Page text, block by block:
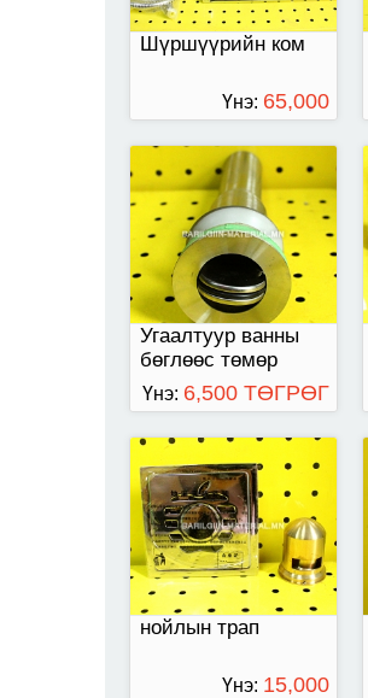
Шүршүүрийн ком
Үнэ: 65,000
ТӨГРӨГ
Угаалтуур ванны
бөглөөс төмөр
Үнэ: 6,500 ТӨГРӨГ
нойлын трап
Trap
Үнэ: 15,000
Алчуур тохогч /
Итали/